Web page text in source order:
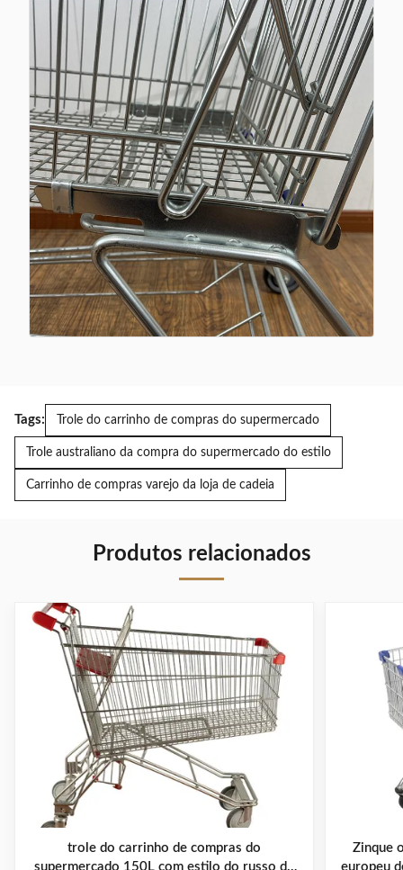
Tags: Trole do carrinho de compras do supermercado
Trole australiano da compra do supermercado do estilo
Carrinho de compras varejo da loja de cadeia
Produtos relacionados
trole do carrinho de compras do
supermercado 150L com estilo do russo da
Zinque
europeu